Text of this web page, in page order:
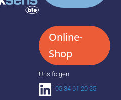
Online-
Shop
Uns folgen
05 34 61 20 25